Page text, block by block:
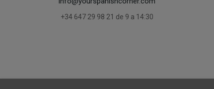
+34 647 29 98 21 de 9 a 14:30